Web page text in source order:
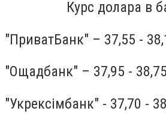
Курс долара в
"ПриватБанк" – 37,55 -
"Ощадбанк" – 37,95 -
"Укрексімбанк" - 37,70 -